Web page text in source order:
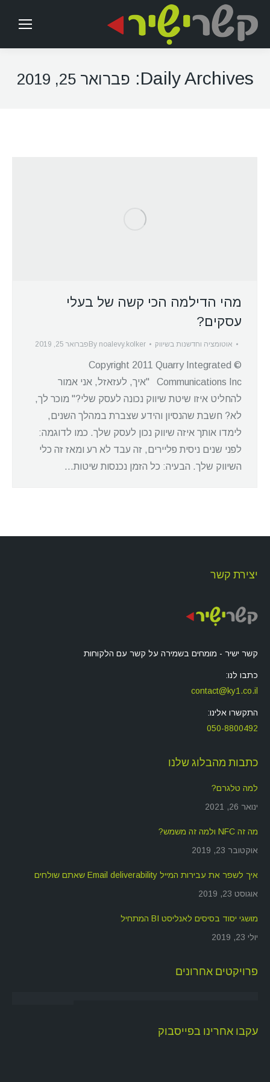
Daily Archives: פברואר 25, 2019
מהי הדילמה הכי קשה של בעלי
עסקים?
אוטומציה וחדשנות בשיווק By noalevy.kolker פברואר 25, 2019
© Copyright 2011 Quarry Integrated
Communications Inc "איך, לעזאזל, אני אמור
להחליט איזו שיטת שיווק נכונה לעסק שלי?" מוכר לך,
לא? חשבת שהנסיון והידע שצברת במהלך השנים,
לימדו אותך איזה שיווק נכון לעסק שלך. כמו לדוגמה:
לפני שנים ניסית פליירים, זה עבד לא רע ומאז זה כלי
השיווק שלך. הבעיה: כל הזמן נכנסות שיטות…
יצירת קשר
קשר ישיר - מומחים בשמירה על קשר עם הלקוחות
כתבו לנו:
contact@ky1.co.il
התקשרו אלינו:
050-8800492
כתבות מהבלוג שלנו
למה טלגרם?
ינואר 26, 2021
מה זה NFC ולמה זה משמש?
אוקטובר 23, 2019
איך לשפר את עבירות המייל Email deliverability שאתם שולחים
אוגוסט 23, 2019
מושגי יסוד בסיסים לאנליסט BI המתחיל
יולי 23, 2019
פרויקטים אחרונים
עקבו אחרינו בפייסבוק